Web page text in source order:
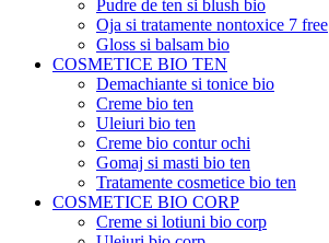
Pudre de ten si blush bio
Oja si tratamente nontoxice 7 free
Gloss si balsam bio
COSMETICE BIO TEN
Demachiante si tonice bio
Creme bio ten
Uleiuri bio ten
Creme bio contur ochi
Gomaj si masti bio ten
Tratamente cosmetice bio ten
COSMETICE BIO CORP
Creme si lotiuni bio corp